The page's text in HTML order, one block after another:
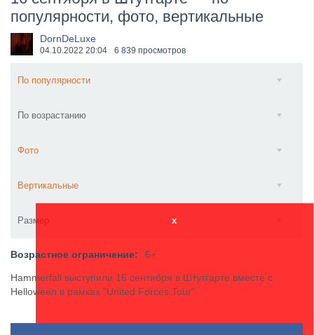
​Wacken Open Air 2027 объявил новую волну участ...
популярности, фото, вертикальные
DornDeLuxe
04.10.2022 20:04 6 839 просмотров
По популярности
По возрастанию
Фото
Вертикальные
Размер x
Возрастное ограничение: 6+
Hammerfall выступили 16 сентября в Штутгарте вместе с
Helloween в рамках "United Forces Tour"